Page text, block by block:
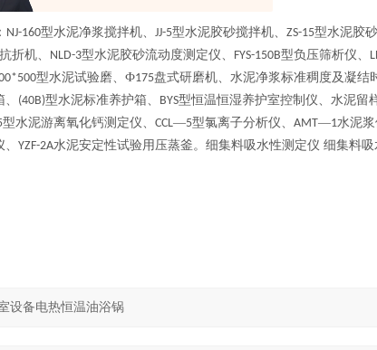
NJ-160型水泥净浆搅拌机、 JJ-5型水泥胶砂搅拌机、 ZS-15型水泥胶
折机、 NLD-3型水泥胶砂流动度测定仪、 FYS-150B型负压筛析仪、
型水泥试验磨、Ф175盘式研磨机、水泥净浆标准稠度及凝结
(40B)型水泥标准养护箱、 BYS型恒温恒湿养护室控制仪、水泥留
型水泥游离氧化钙测定仪、 CCL—5型氯离子分析仪、 AMT—1水泥
YZF-2A水泥安定性试验用压蒸釜。细集料吸水性测定仪 细集料吸